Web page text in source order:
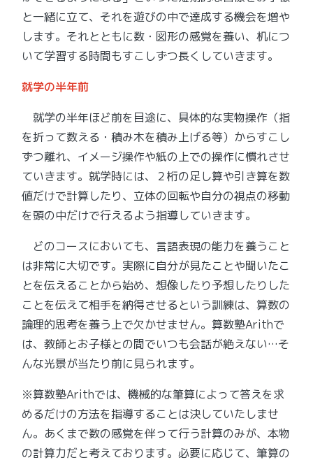
と一緒に立て、それを遊びの中で達成する機会を増や
します。それとともに数・図形の感覚を養い、机につ
いて学習する時間もすこしずつ長くしていきます。
就学の半年前
就学の半年ほど前を目途に、具体的な実物操作（指
を折って数える・積み木を積み上げる等）からすこし
ずつ離れ、イメージ操作や紙の上での操作に慣れさせ
ていきます。就学時には、２桁の足し算や引き算を数
値だけで計算したり、立体の回転や自分の視点の移動
を頭の中だけで行えるよう指導していきます。
どのコースにおいても、言語表現の能力を養うこと
は非常に大切です。実際に自分が見たことや聞いたこ
とを伝えることから始め、想像したり予想したりした
ことを伝えて相手を納得させるという訓練は、算数の
論理的思考を養う上で欠かせません。算数塾Arithで
は、教師とお子様との間でいつも会話が絶えない…そ
んな光景が当たり前に見られます。
※算数塾Arithでは、機械的な筆算によって答えを求
めるだけの方法を指導することは決していたしませ
ん。あくまで数の感覚を伴って行う計算のみが、本物
の計算力だと考えております。必要に応じて、筆算の